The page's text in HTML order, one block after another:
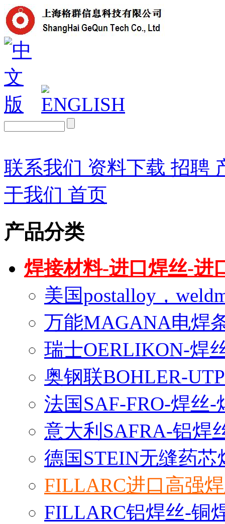
联系我们 资料下载 招聘
于我们 首页
产品分类
焊接材料-进口焊丝-进
美国postalloy，
万能MAGANA电焊
瑞士OERLIKON-焊
奥钢联BOHLER-
法国SAF-FRO-焊丝-
意大利SAFRA-铝焊
德国STEIN无缝药芯
FILLARC进口高强
FILLARC铝焊丝-铜